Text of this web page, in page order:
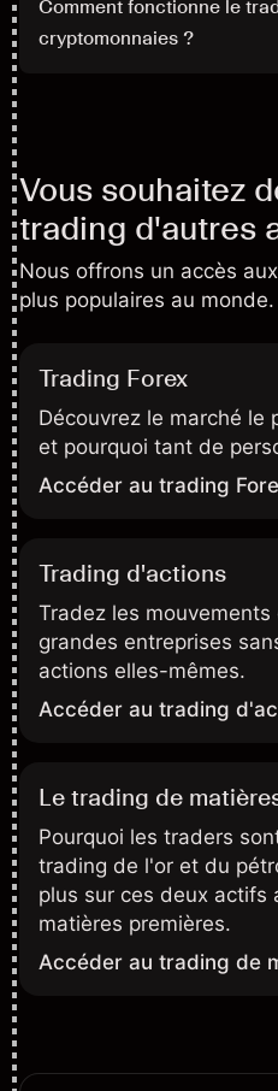
Comment fonctionne le
cryptomonnaies ?
Vous souhaitez
trading d'autres
Nous offrons un accès
plus populaires au monde.
Trading Forex
Découvrez le marché le
et pourquoi tant de
Accéder au trading
Trading d'actions
Tradez les
grandes entreprises
actions elles-mêmes.
Accéder au trading
Le trading de
Pourquoi les traders
trading de l'or et du
plus sur ces deux actifs
matières premières.
Accéder au trading de